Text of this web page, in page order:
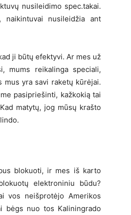
nusileidimo spec.takai.
nusileidžia ant
ji būtų efektyvi. Ar mes už
mums reikalinga speciali,
mus yra savi raketų kūrėjai.
pasipriešinti, kažkokią tai
matytų, jog mūsų krašto
blokuoti, ir mes iš karto
elektroniniu būdu?
vos neišprotėjo Amerikos
bėgs nuo tos Kaliningrado